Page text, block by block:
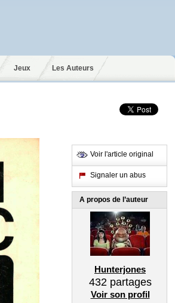
Jeux Les Auteurs
Voir l'article original
Signaler un abus
A propos de l’auteur
Hunterjones
432partages
Voir son profil